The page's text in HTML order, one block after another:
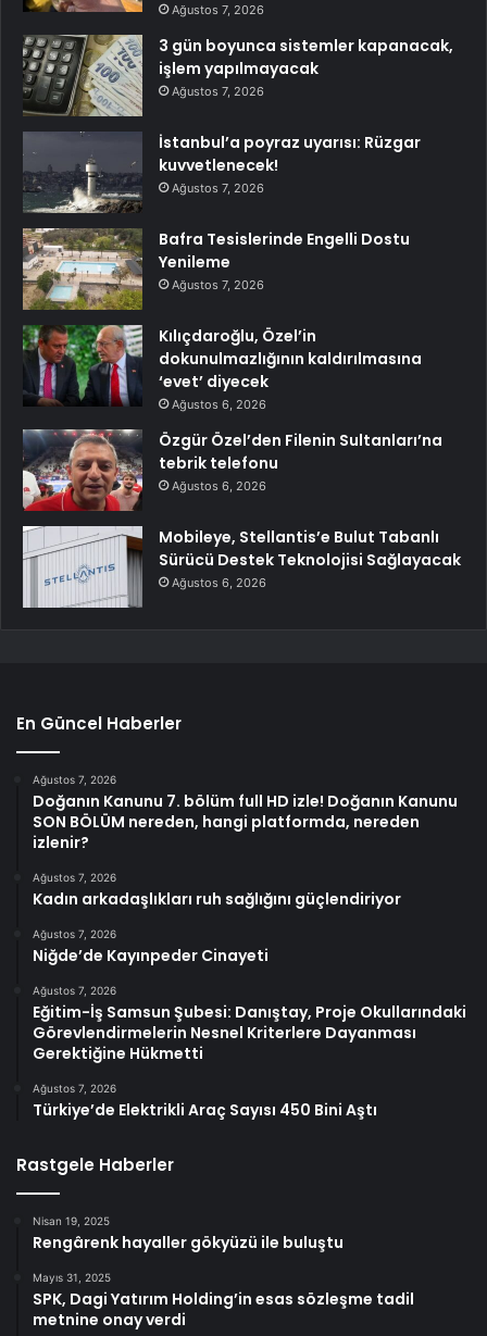
Ağustos 7, 2026
3 gün boyunca sistemler kapanacak,
işlem yapılmayacak
Ağustos 7, 2026
İstanbul’a poyraz uyarısı: Rüzgar
kuvvetlenecek!
Ağustos 7, 2026
Bafra Tesislerinde Engelli Dostu
Yenileme
Ağustos 7, 2026
Kılıçdaroğlu, Özel’in
dokunulmazlığının kaldırılmasına
‘evet’ diyecek
Ağustos 6, 2026
Özgür Özel’den Filenin Sultanları’na
tebrik telefonu
Ağustos 6, 2026
Mobileye, Stellantis’e Bulut Tabanlı
Sürücü Destek Teknolojisi Sağlayacak
Ağustos 6, 2026
En Güncel Haberler
Ağustos 7, 2026
Doğanın Kanunu 7. bölüm full HD izle! Doğanın Kanunu
SON BÖLÜM nereden, hangi platformda, nereden
izlenir?
Ağustos 7, 2026
Kadın arkadaşlıkları ruh sağlığını güçlendiriyor
Ağustos 7, 2026
Niğde’de Kayınpeder Cinayeti
Ağustos 7, 2026
Eğitim-İş Samsun Şubesi: Danıştay, Proje Okullarındaki
Görevlendirmelerin Nesnel Kriterlere Dayanması
Gerektiğine Hükmetti
Ağustos 7, 2026
Türkiye’de Elektrikli Araç Sayısı 450 Bini Aştı
Rastgele Haberler
Nisan 19, 2025
Rengârenk hayaller gökyüzü ile buluştu
Mayıs 31, 2025
SPK, Dagi Yatırım Holding’in esas sözleşme tadil
metnine onay verdi